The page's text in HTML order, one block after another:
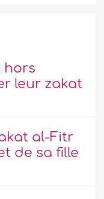
hors
leur zakat
al-Fitr
de sa fille